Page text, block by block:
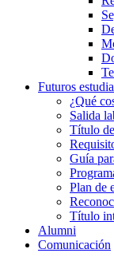
Futuros
¿Qué
Salida
Título
Guía
Plan de
Título
Alumni
Comunicación